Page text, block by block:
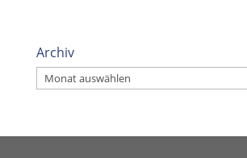
Archiv
Archiv